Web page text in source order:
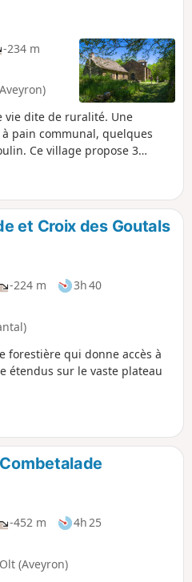
-234 m
vie dite de ruralité. Une
pain communal, quelques
Ce village propose 3
et Croix des Goutals
-224 m
3h 40
forestière qui donne accès à
étendus sur le vaste plateau
-452 m
4h 25
(Aveyron)